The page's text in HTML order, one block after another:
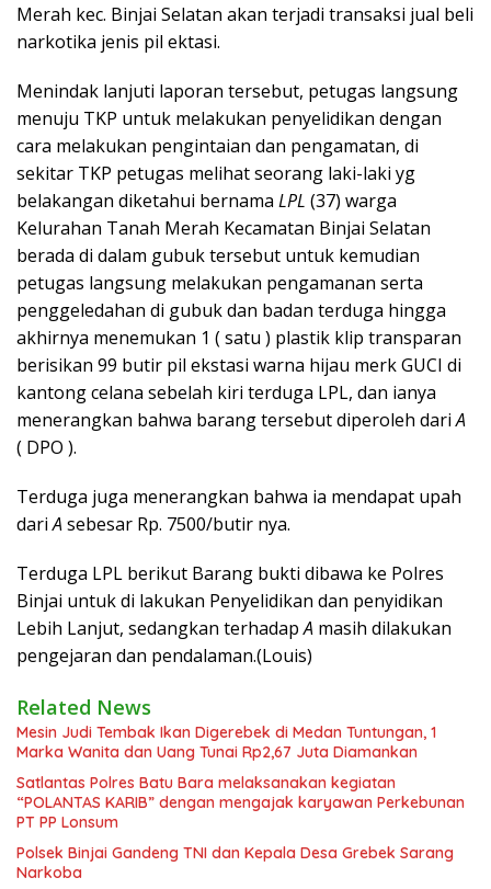
Merah kec. Binjai Selatan akan terjadi transaksi jual beli
narkotika jenis pil ektasi.
Menindak lanjuti laporan tersebut, petugas langsung
menuju TKP untuk melakukan penyelidikan dengan
cara melakukan pengintaian dan pengamatan, di
sekitar TKP petugas melihat seorang laki-laki yg
belakangan diketahui bernama LPL (37) warga
Kelurahan Tanah Merah Kecamatan Binjai Selatan
berada di dalam gubuk tersebut untuk kemudian
petugas langsung melakukan pengamanan serta
penggeledahan di gubuk dan badan terduga hingga
akhirnya menemukan 1 ( satu ) plastik klip transparan
berisikan 99 butir pil ekstasi warna hijau merk GUCI di
kantong celana sebelah kiri terduga LPL, dan ianya
menerangkan bahwa barang tersebut diperoleh dariA
( DPO ).
Terduga juga menerangkan bahwa ia mendapat upah
dariAsebesar Rp. 7500/butir nya.
Terduga LPL berikut Barang bukti dibawa ke Polres
Binjai untuk di lakukan Penyelidikan dan penyidikan
Lebih Lanjut, sedangkan terhadapA masih dilakukan
pengejaran dan pendalaman.(Louis)
Related News
Mesin Judi Tembak Ikan Digerebek di Medan Tuntungan, 1
Marka Wanita dan Uang Tunai Rp2,67 Juta Diamankan
Satlantas Polres Batu Bara melaksanakan kegiatan
“POLANTAS KARIB” dengan mengajak karyawan Perkebunan
PT PP Lonsum
Polsek Binjai Gandeng TNI dan Kepala Desa Grebek Sarang
Narkoba